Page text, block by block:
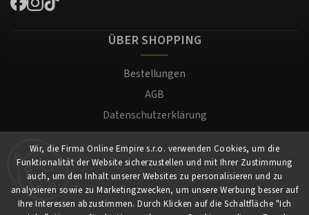
Wir, die Firma Online Empire s.r.o. verwenden Cookies, um die
Funktionalität der Website sicherzustellen und mit Ihrer Zustimmung
auch, um den Inhalt unserer Websites zu personalisieren und zu
analysieren sowie zu Marketingzwecken, um unsere Werbung besser auf
Ihre Interessen abzustimmen. Durch Klicken auf die Schaltfläche "Ich
ÜBER SHOPPING
Bestellungen
AGB
Datenschutzerklärung
Versand und Zahlung
Warenrücksendung
Impressum